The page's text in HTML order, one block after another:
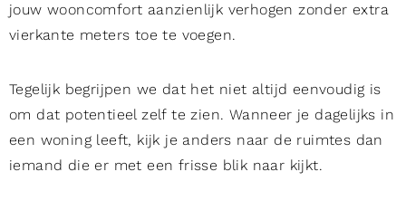
jouw wooncomfort aanzienlijk verhogen zonder extra
vierkante meters toe te voegen.
Tegelijk begrijpen we dat het niet altijd eenvoudig is
om dat potentieel zelf te zien. Wanneer je dagelijks in
een woning leeft, kijk je anders naar de ruimtes dan
iemand die er met een frisse blik naar kijkt.